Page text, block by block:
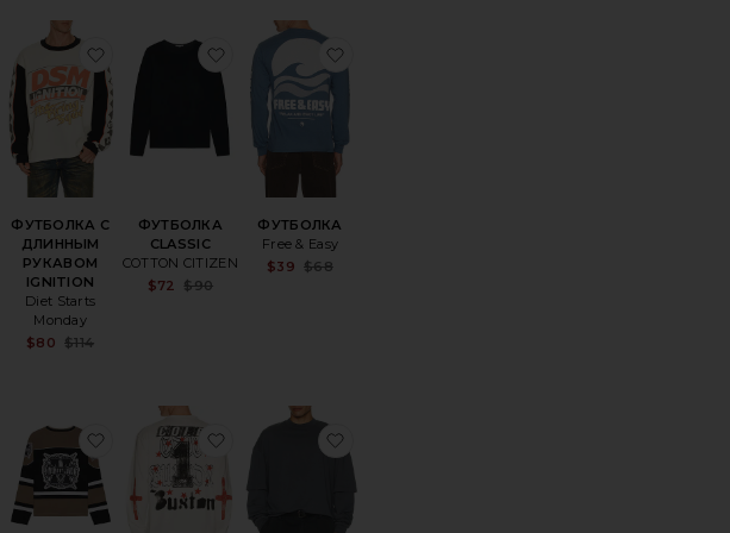
Sale price:
избранноеФУТБОЛКА С ДЛИННЫМ РУКАВОМ PREMIUM GRAPHIC
ФУТБОЛКА С
ДЛИННЫМ
РУКАВОМ
IGNITION
Diet Starts
Monday
$80 $114
избранноеФУТБОЛКА С ДЛИННЫМ РУКАВОМ IGNITION
ФУТБОЛКА
CLASSIC
COTTON CITIZEN
$72
$90
избранноеФУТБОЛКА CLASSIC
ФУТБОЛКА
Free & Easy
$39 $68
избранноеФУТБОЛКАизбранноеХОККЕЙНАЯ ФУТБОЛКА SHIELD
избранноеФУТБОЛКА